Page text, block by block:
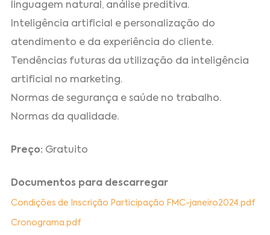
linguagem natural, análise preditiva.
Inteligência artificial e personalização do
atendimento e da experiência do cliente.
Tendências futuras da utilização da inteligência
artificial no marketing.
Normas de segurança e saúde no trabalho.
Normas da qualidade.
Preço: Gratuito
Documentos para descarregar
Condições de Inscrição Participação FMC-janeiro2024.pdf
Cronograma.pdf